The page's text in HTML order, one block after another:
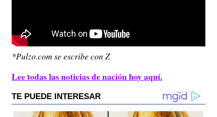
*Pulzo.com se escribe con Z
Lee todas las noticias de nación hoy aquí.